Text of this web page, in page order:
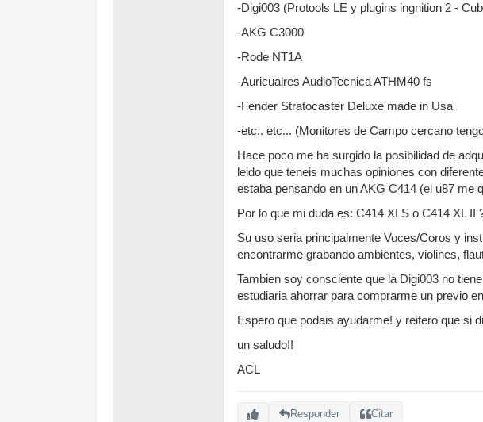
-Digi003 (Protools LE y plugins ingnition 2 -
-AKG C3000
-Rode NT1A
-Auricualres AudioTecnica ATHM40 fs
-Fender Stratocaster Deluxe made in Usa
-etc.. etc... (Monitores de Campo cercano
Hace poco me ha surgido la posibilidad de
leido que teneis muchas opiniones con
estaba pensando en un AKG C414 (el u87 me
Por lo que mi duda es: C414 XLS o C414 XL II
Su uso seria principalmente Voces/Coros y
encontrarme grabando ambientes, violines,
Tambien soy consciente que la Digi003 no
estudiaria ahorrar para comprarme un previo
Espero que podais ayudarme! y reitero que si
un saludo!!
ACL
Responder Citar